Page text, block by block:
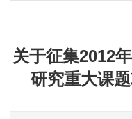
关于征集2012
研究重大课